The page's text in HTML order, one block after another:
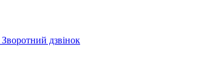
Зворотний дзвінок